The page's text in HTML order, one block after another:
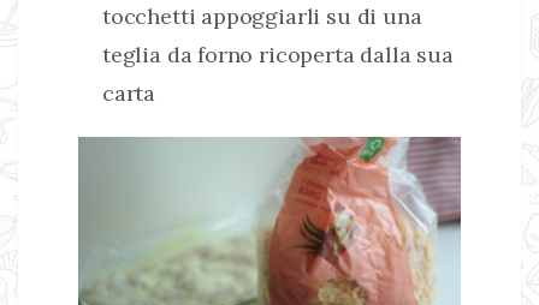
tocchetti appoggiarli su di una
teglia da forno ricoperta dalla sua
carta